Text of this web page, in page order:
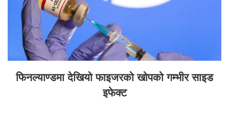
फिनल्याण्डमा देखियो फाइजरको खोपको गम्भीर साइड
इफेक्ट